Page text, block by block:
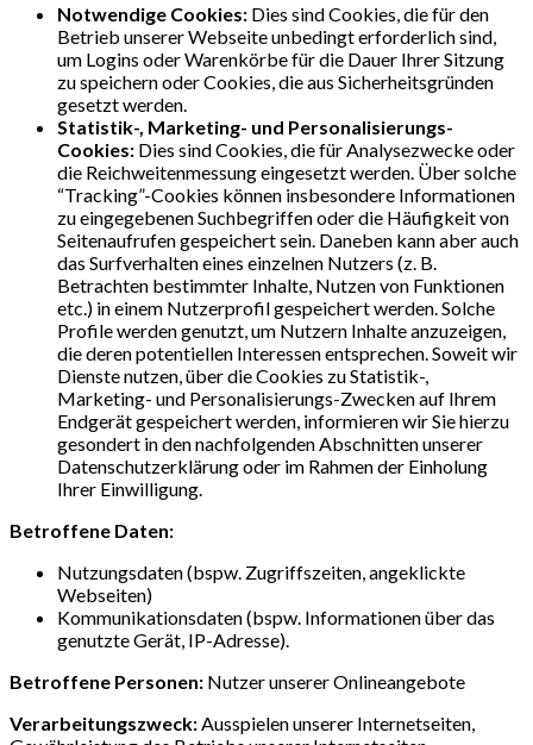
Notwendige Cookies: Dies sind Cookies, die für den
Betrieb unserer Webseite unbedingt erforderlich sind,
um Logins oder Warenkörbe für die Dauer Ihrer Sitzung
zu speichern oder Cookies, die aus Sicherheitsgründen
gesetzt werden.
Statistik-, Marketing- und Personalisierungs-
Cookies: Dies sind Cookies, die für Analysezwecke oder
die Reichweitenmessung eingesetzt werden. Über solche
“Tracking”-Cookies können insbesondere Informationen
zu eingegebenen Suchbegriffen oder die Häufigkeit von
Seitenaufrufen gespeichert sein. Daneben kann aber auch
das Surfverhalten eines einzelnen Nutzers (z. B.
Betrachten bestimmter Inhalte, Nutzen von Funktionen
etc.) in einem Nutzerprofil gespeichert werden. Solche
Profile werden genutzt, um Nutzern Inhalte anzuzeigen,
die deren potentiellen Interessen entsprechen. Soweit wir
Dienste nutzen, über die Cookies zu Statistik-,
Marketing- und Personalisierungs-Zwecken auf Ihrem
Endgerät gespeichert werden, informieren wir Sie hierzu
gesondert in den nachfolgenden Abschnitten unserer
Datenschutzerklärung oder im Rahmen der Einholung
Ihrer Einwilligung.
Betroffene Daten:
Nutzungsdaten (bspw. Zugriffszeiten, angeklickte
Webseiten)
Kommunikationsdaten (bspw. Informationen über das
genutzte Gerät, IP-Adresse).
Betroffene Personen: Nutzer unserer Onlineangebote
Verarbeitungszweck:Ausspielen unserer Internetseiten,